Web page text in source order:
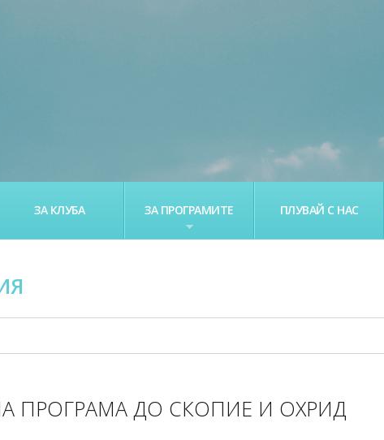
ЗА КЛУБА ЗА ПРОГРАМИТЕ ПЛУВАЙ С НАС
ПРОГРАМА ДО СКОПИЕ И ОХРИД